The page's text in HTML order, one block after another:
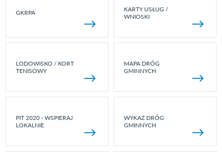
GKRPA
KARTY USŁUG /
WNIOSKI
LODOWISKO / KORT
TENISOWY
MAPA DRÓG
GMINNYCH
PIT 2020 - WSPIERAJ
LOKALNIE
WYKAZ DRÓG
GMINNYCH